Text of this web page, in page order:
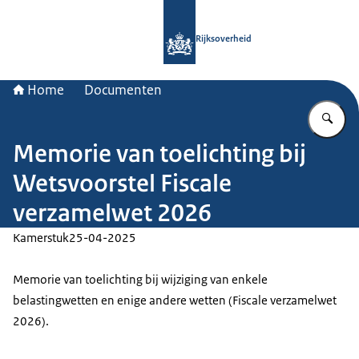
Rijksoverheid
Home Documenten
Memorie van toelichting bij
Wetsvoorstel Fiscale
verzamelwet 2026
Kamerstuk25-04-2025
Memorie van toelichting bij wijziging van enkele
belastingwetten en enige andere wetten (Fiscale verzamelwet
2026).